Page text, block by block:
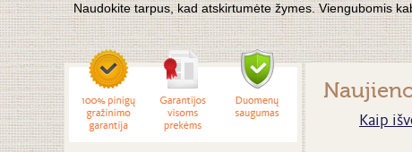
Naudokite tarpus, kad atskirtumėte žymes. Viengubomis
Kaip